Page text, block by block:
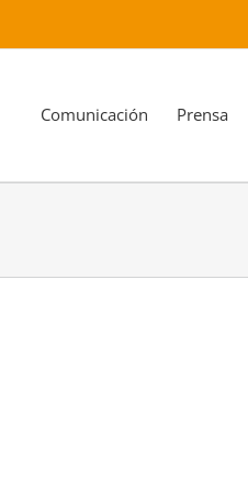
Comunicación Prensa